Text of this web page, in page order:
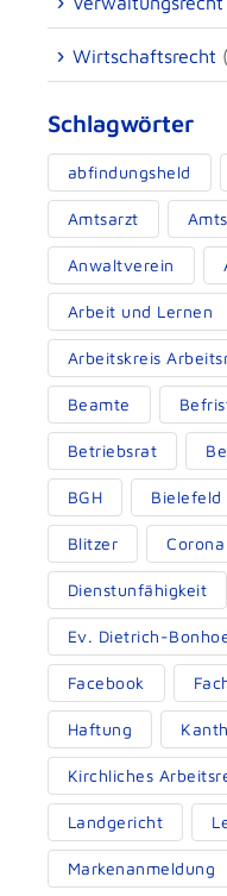
Wirtschaftsrecht
Schlagwörter
abfindungsheld
Amtsarzt
Anwaltverein
Arbeit und Lernen
Arbeitskreis
Beamte
Betriebsrat
BGH Bielefeld
Blitzer Corona
Dienstunfähigkeit
Ev. Dietrich-
Facebook
Haftung
Kirchliches
Landgericht
Markenanmeldung